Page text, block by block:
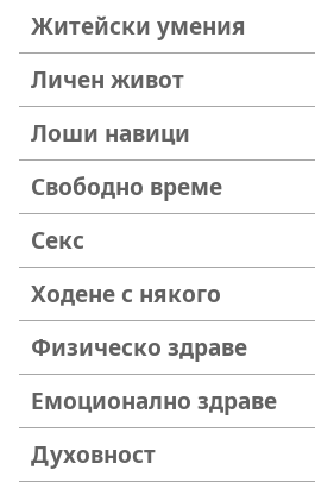
Житейски умения
Личен живот
Лоши навици
Свободно време
Секс
Ходене с някого
Физическо здраве
Емоционално здраве
Духовност